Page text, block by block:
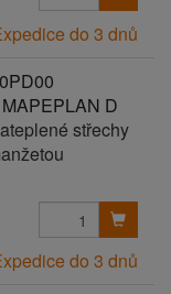
do 3 dnů
D
střechy
do 3 dnů